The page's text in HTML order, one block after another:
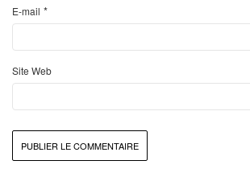
E-mail *
Site Web